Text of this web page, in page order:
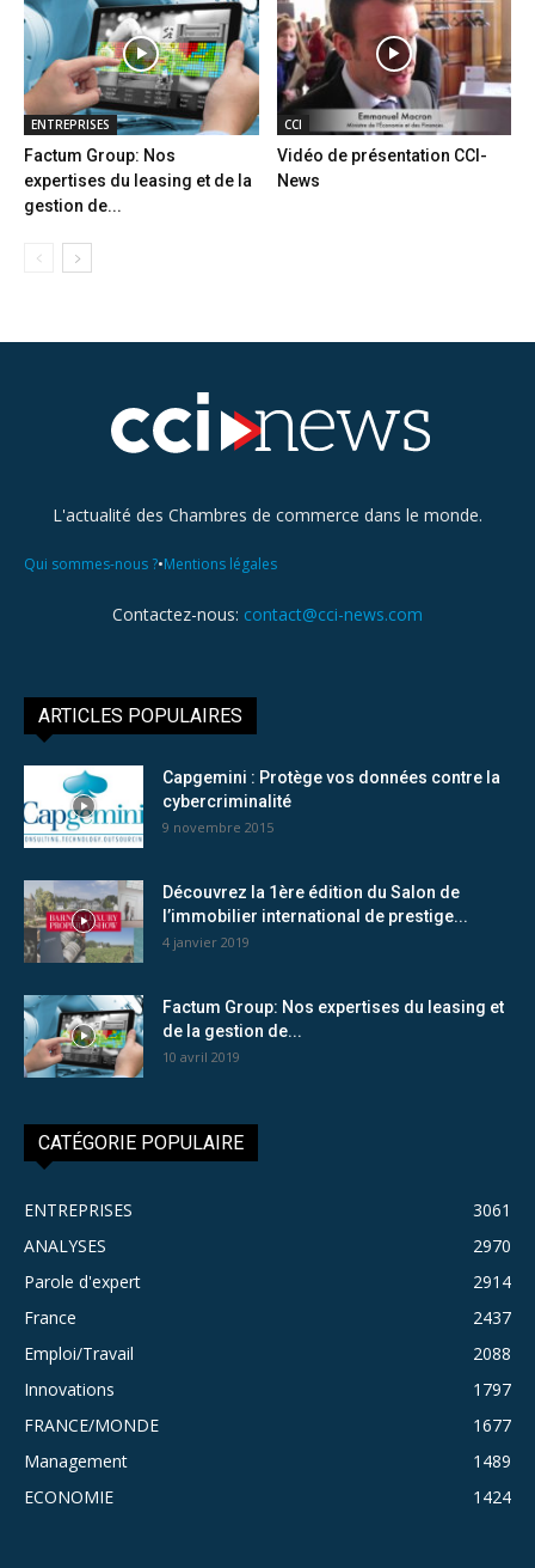
ENTREPRISES
Factum Group: Nos
expertises du leasing et de la
gestion de...
CCI
Vidéo de présentation CCI-
News
L'actualité des Chambres de commerce dans le monde.
Qui sommes-nous ?•Mentions légales
Contactez-nous: contact@cci-news.com
ARTICLES POPULAIRES
Capgemini : Protège vos données contre la
cybercriminalité
9 novembre 2015
Découvrez la 1ère édition du Salon de
l’immobilier international de prestige...
4 janvier 2019
Factum Group: Nos expertises du leasing et
de la gestion de...
10 avril 2019
CATÉGORIE POPULAIRE
ENTREPRISES
3061
ANALYSES
2970
Parole d'expert
2914
France
2437
Emploi/Travail
2088
Innovations
1797
FRANCE/MONDE
1677
Management
1489
ECONOMIE
1424